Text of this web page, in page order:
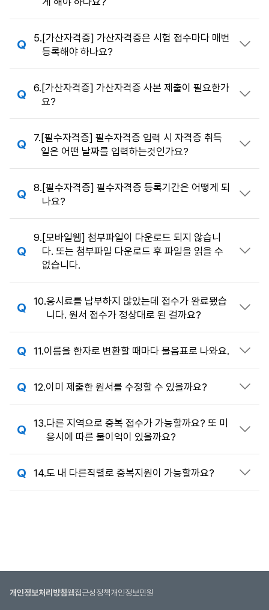
5. [가산자격증] 가산자격증은 시험 접수마다 매번
등록해야 하나요?
6. [가산자격증] 가산자격증 사본 제출이 필요한가
요?
7. [필수자격증] 필수자격증 입력 시 자격증 취득
일은 어떤 날짜를 입력하는것인가요?
답변 열기
8. [필수자격증] 필수자격증 등록기간은 어떻게 되
나요?
9. [모바일웹] 첨부파일이 다운로드 되지 않습니
다. 또는 첨부파일 다운로드 후 파일을 읽을 수
없습니다.
답변 열기
10.응시료를 납부하지 않았는데 접수가 완료됐습
니다. 원서 접수가 정상대로 된 걸까요?
답변 열기
11.이름을 한자로 변환할 때마다 물음표로 나와요.
답변 열기
12.이미 제출한 원서를 수정할 수 있을까요?
답변 열기
13.다른 지역으로 중복 접수가 가능할까요? 또 미
응시에 따른 불이익이 있을까요?
답변 열기
14.도 내 다른직렬로 중복지원이 가능할까요?
답변 열기
개인정보처리방침웹접근성정책개인정보민원